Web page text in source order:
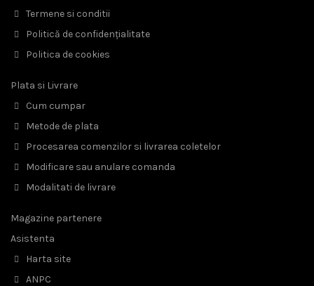
Termene si conditii
Politică de confidențialitate
Politica de cookies
Plata si Livrare
Cum cumpar
Metode de plata
Procesarea comenzilor si livrarea coletelor
Modificare sau anulare comanda
Modalitati de livrare
Magazine partenere
Asistenta
Harta site
ANPC